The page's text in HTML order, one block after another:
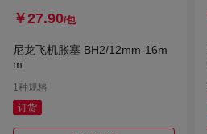
￥27.90/包
尼龙飞机胀塞 BH2/12mm-16m
m
1种规格
订货